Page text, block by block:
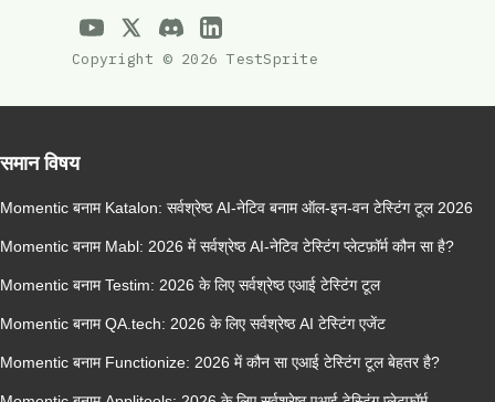
Copyright © 2026 TestSprite
समान विषय
Momentic बनाम Katalon: सर्वश्रेष्ठ AI-नेटिव बनाम ऑल-इन-वन टेस्टिंग टूल 2026
Momentic बनाम Mabl: 2026 में सर्वश्रेष्ठ AI-नेटिव टेस्टिंग प्लेटफ़ॉर्म कौन सा है?
Momentic बनाम Testim: 2026 के लिए सर्वश्रेष्ठ एआई टेस्टिंग टूल
Momentic बनाम QA.tech: 2026 के लिए सर्वश्रेष्ठ AI टेस्टिंग एजेंट
Momentic बनाम Functionize: 2026 में कौन सा एआई टेस्टिंग टूल बेहतर है?